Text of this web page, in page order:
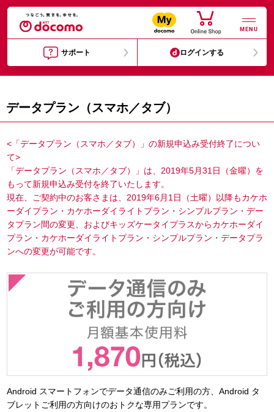
MENU
サポート ログインする
データプラン（スマホ／タブ）
<「データプラン（スマホ／タブ）」の新規申込み受付終了につい
て>
「データプラン（スマホ／タブ）」は、2019年5月31日（金曜）を
もって新規申込み受付を終了いたします。
現在、ご契約中のお客さまは、2019年6月1日（土曜）以降もカケホ
ーダイプラン・カケホーダイライトプラン・シンプルプラン・デー
タプラン間の変更、およびキッズケータイプラスからカケホーダイ
プラン・カケホーダイライトプラン・シンプルプラン・データプラ
ンへの変更が可能です。
Android スマートフォンでデータ通信のみご利用の方、Android タ
ブレットご利用の方向けのおトクな専用プランです。